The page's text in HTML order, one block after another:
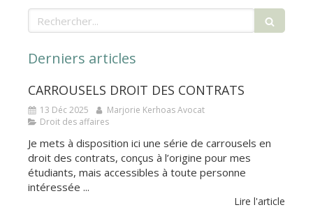
Rechercher
Derniers articles
CARROUSELS DROIT DES CONTRATS
13 Déc 2025
Marjorie Kerhoas Avocat
Droit des affaires
Je mets à disposition ici une série de carrousels en
droit des contrats, conçus à l’origine pour mes
étudiants, mais accessibles à toute personne
intéressée ...
Lire l'article